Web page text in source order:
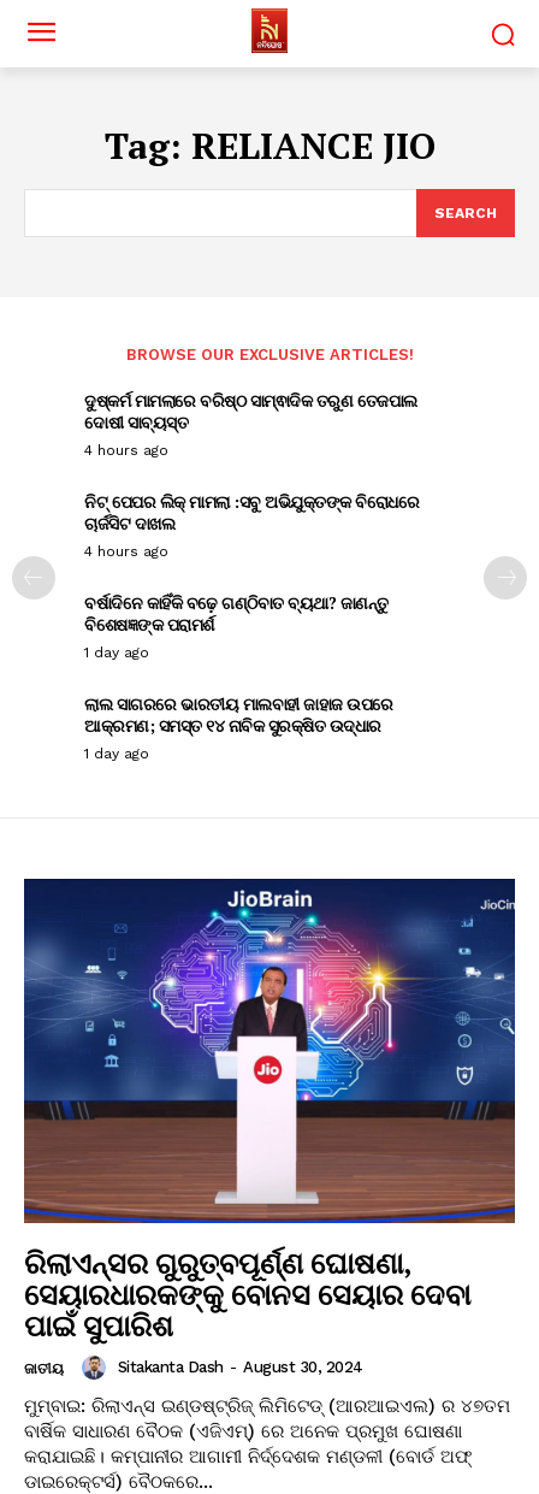
Tag: RELIANCE JIO
SEARCH
BROWSE OUR EXCLUSIVE ARTICLES!
ଦୁଷ୍କର୍ମ ମାମଲାରେ ବରିଷ୍ଠ ସାମ୍ଵାଦିକ ତରୁଣ ତେଜପାଲ
ଦୋଷୀ ସାବ୍ୟସ୍ତ
4 hours ago
ନିଟ୍ ପେପର ଲିକ୍ ମାମଲା :ସବୁ ଅଭିଯୁକ୍ତଙ୍କ ବିରୋଧରେ
ଚାର୍ଜସିଟ ଦାଖଲ
4 hours ago
ବର୍ଷାଦିନେ କାହିଁକି ବଢ଼େ ଗଣ୍ଠିବାତ ବ୍ୟଥା? ଜାଣନ୍ତୁ
ବିଶେଷଜ୍ଞଙ୍କ ପରାମର୍ଶ
1 day ago
ଲାଲ ସାଗରରେ ଭାରତୀୟ ମାଲବାହୀ ଜାହାଜ ଉପରେ
ଆକ୍ରମଣ; ସମସ୍ତ ୧୪ ନାବିକ ସୁରକ୍ଷିତ ଉଦ୍ଧାର
1 day ago
ରିଲାଏନ୍ସର ଗୁରୁତ୍ବପୂର୍ଣ୍ଣ ଘୋଷଣା,
ସେୟାରଧାରକଙ୍କୁ ବୋନସ ସେୟାର ଦେବା
ପାଇଁ ସୁପାରିଶ
ଜାତୀୟ Sitakanta Dash - August 30, 2024
ମୁମ୍ବାଇ: ରିଲାଏନ୍ସ ଇଣ୍ଡଷ୍ଟ୍ରିଜ୍ ଲିମିଟେଡ୍ (ଆରଆଇଏଲ) ର ୪୭ତମ
ବାର୍ଷିକ ସାଧାରଣ ବୈଠକ (ଏଜିଏମ୍) ରେ ଅନେକ ପ୍ରମୁଖ ଘୋଷଣା
କରାଯାଇଛି। କମ୍ପାନୀର ଆଗାମୀ ନିର୍ଦ୍ଦେଶକ ମଣ୍ଡଳୀ (ବୋର୍ଡ ଅଫ୍
ଡାଇରେକ୍ଟର୍ସ) ବୈଠକରେ...